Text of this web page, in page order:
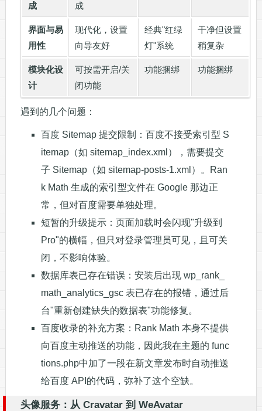
成
成
界面与易
用性
现代化，设置
向导友好
经典"红绿
灯"系统
干净但设置
稍复杂
模块化设
计
可按需开启/关
闭功能
功能捆绑 功能捆绑
遇到的几个问题：
百度 Sitemap 提交限制：百度不接受索引型 S
itemap（如 sitemap_index.xml），需要提交
子 Sitemap（如 sitemap-posts-1.xml）。Ran
k Math 生成的索引型文件在 Google 那边正
常，但对百度需要单独处理。
短暂的升级提示：页面加载时会闪现"升级到
Pro"的横幅，但只对登录管理员可见，且可关
闭，不影响体验。
数据库表已存在错误：安装后出现 wp_rank_
math_analytics_gsc 表已存在的报错，通过后
台"重新创建缺失的数据表"功能修复。
百度收录的补充方案：Rank Math 本身不提供
向百度主动推送的功能，因此我在主题的 func
tions.php中加了一段在新文章发布时自动推送
给百度 API的代码，弥补了这个空缺。
头像服务：从 Cravatar 到 WeAvatar